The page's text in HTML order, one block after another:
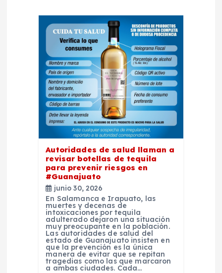
Autoridades de salud llaman a
revisar botellas de tequila
para prevenir riesgos en
#Guanajuato
junio 30, 2026
En Salamanca e Irapuato, las
muertes y decenas de
intoxicaciones por tequila
adulterado dejaron una situación
muy preocupante en la población.
Las autoridades de salud del
estado de Guanajuato insisten en
que la prevención es la única
manera de evitar que se repitan
tragedias como las que marcaron
a ambas ciudades. Cada…